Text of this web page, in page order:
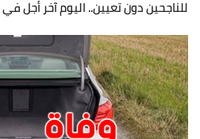
للناجحين دون تعيين.. اليوم آخر أجل